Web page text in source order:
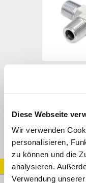
Diese Webseite
Wir verwenden
personalisieren,
zu können und die
analysieren.
Verwendung
Artikel Nr.